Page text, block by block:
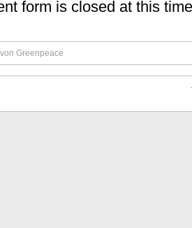
form is closed at this
Greenpeace